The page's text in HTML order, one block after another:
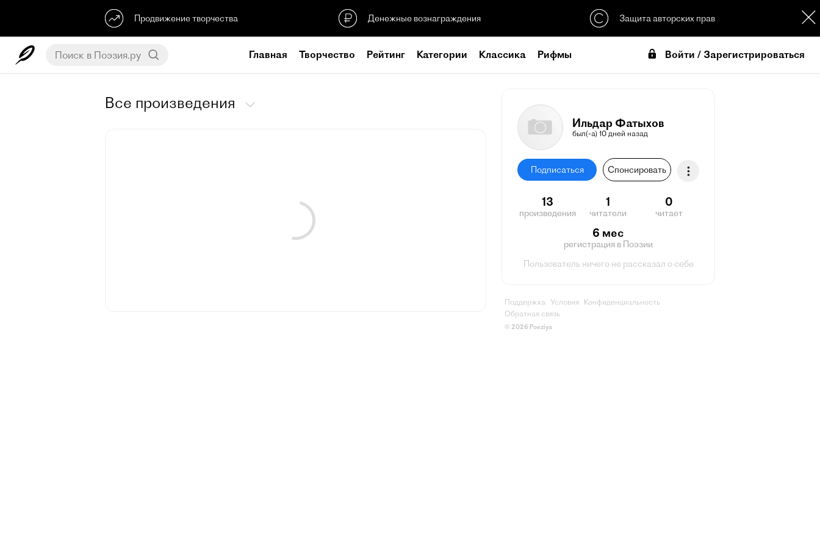
Продвижение творчества Денежные вознаграждения Защита авторских прав
Главная Творчество Рейтинг Категории Классика Рифмы Войти / Зарегистрироваться
Ильдар Фатыхов
был(-а) 10 дней назад
Подписаться Спонсировать
13
произведения
1
читатели
0
читает
6 мес
регистрация в Поэзии
Пользователь ничего не рассказал о себе
Поддержка Условия
Конфиденциальность
Обратная связь
© 2026 Poeziya
Все произведения